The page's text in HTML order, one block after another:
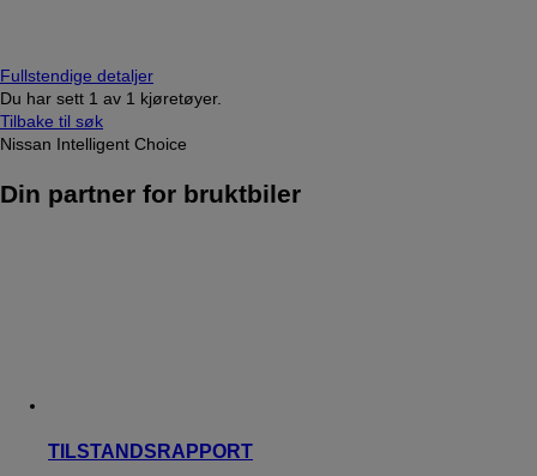
Fullstendige detaljer
Du har sett 1 av 1 kjøretøyer.
Tilbake til søk
Nissan Intelligent Choice
Din partner for bruktbiler
TILSTANDSRAPPORT